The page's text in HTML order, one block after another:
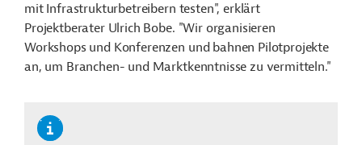
mit Infrastrukturbetreibern testen", erklärt
Projektberater Ulrich Bobe. "Wir organisieren
Workshops und Konferenzen und bahnen Pilotprojekte
an, um Branchen- und Marktkenntnisse zu vermitteln."